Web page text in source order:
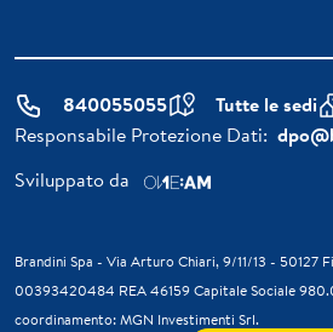
840055055 Tutte le sedi
Responsabile Protezione Dati:
Sviluppato da
Brandini Spa - Via Arturo Chiari, 9/11/13 - 50127
00393420484 REA 46159 Capitale Sociale
coordinamento: MGN Investimenti Srl.